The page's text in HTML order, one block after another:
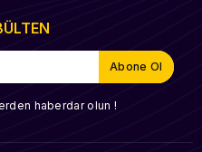
haberdar olun !